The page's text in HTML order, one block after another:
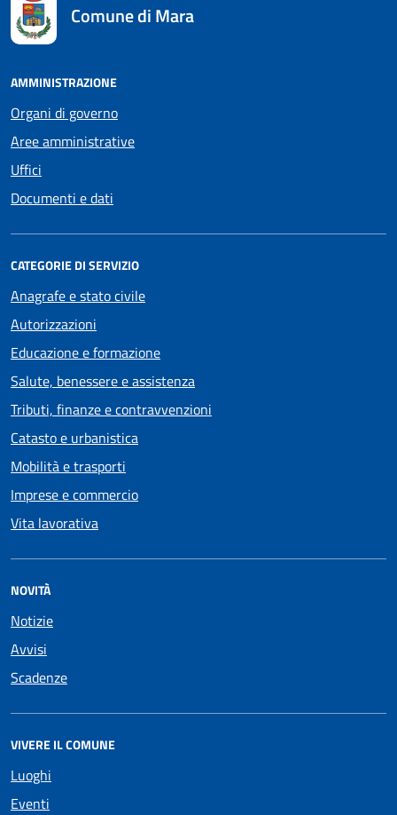
Comune di Mara
AMMINISTRAZIONE
Organi di governo
Aree amministrative
Uffici
Documenti e dati
CATEGORIE DI SERVIZIO
Anagrafe e stato civile
Autorizzazioni
Educazione e formazione
Salute, benessere e assistenza
Tributi, finanze e contravvenzioni
Catasto e urbanistica
Mobilità e trasporti
Imprese e commercio
Vita lavorativa
NOVITÀ
Notizie
Avvisi
Scadenze
VIVERE IL COMUNE
Luoghi
Eventi